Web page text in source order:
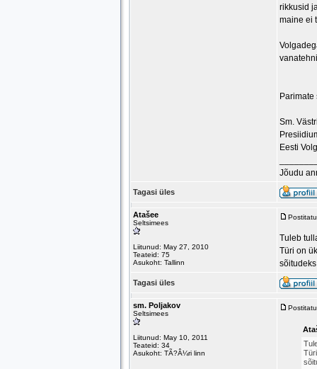
rikkusid
maine ei
Sm.
Eesti
Jõudu
Tagasi üles
Atašee
Seltsimees
Liitunud: May 27, 2010
Teateid: 75
Asukoht: Tallinn
Tuleb
Türi on
Tagasi üles
sm. Poljakov
Seltsimees
Liitunud: May 10, 2011
Teateid: 34
Asukoht: TÃ?Â¼ri linn